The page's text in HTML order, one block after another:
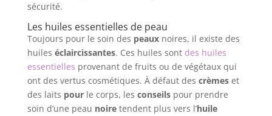
sécurité.
Les huiles essentielles de peau
Toujours pour le soin des peaux noires, il existe des
huiles éclaircissantes. Ces huiles sont des huiles
essentielles provenant de fruits ou de végétaux qui
ont des vertus cosmétiques. À défaut des crèmes et
des laits pourle corps, les conseils pour prendre
soin d’une peau noiretendent plus vers l’huile